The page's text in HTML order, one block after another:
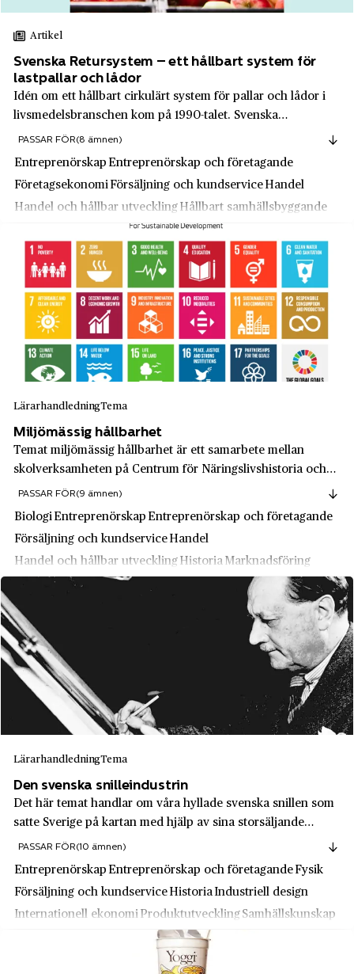
Keillers
KF, Kooperativa Förbundet
Kinnarps
Klarna
Kooperativa Förbundet
Kopparbergs och Hofors Sågverksaktiebolag
L’Oréal
Lagunda och Hagunda Häraders Varuanskaffningsbolag
Lars Natten Norén AB
Levi's
Liber
Liljeholmens Stearinfabrik
Lindex
Lindholmen
Lindvalls kaffe
LKAB
Lundinska Modehuset
Luxor AB
Läkarjouren
Magnifica Communità di Fiemme (MCF)
Mah-Jong
Manpower AB
Marabou
Maria Kinnberg
Maria Tesch
Marimekko
Max
McDonald's
Limhamn
Limmared
Linköping
Liseberg
Ljungbyhed
Ljungsbro
Lomma
Lovikka
Ludvika
Lyckebyån
Lycksele
Långban
Låstad
Lövstabruk
Mariannelund
Mariefred
Midsommarkransen
Mjölby
Morgongåva
Munkedal
Munkfors
Artikel
Svenska Retursystem – ett hållbart system för
lastpallar och lådor
Idén om ett hållbart cirkulärt system för pallar och lådor i
livsmedelsbranschen kom på 1990-talet. Svenska
Retursystem möjliggjorde att olika branscher gick samman
återanvändningsbar plast.
PASSAR FÖR(8 ämnen)
Entreprenörskap Entreprenörskap och företagande
Företagsekonomi Försäljning och kundservice Handel
Handel och hållbar utveckling Hållbart samhällsbyggande
LärarhandledningTema
Miljömässig hållbarhet
Temat miljömässig hållbarhet är ett samarbete mellan
skolverksamheten på Centrum för Näringslivshistoria och
Ung Företagsamhet i Stockholmsregionen.
PASSAR FÖR(9 ämnen)
Biologi Entreprenörskap Entreprenörskap och företagande
Försäljning och kundservice Handel
Handel och hållbar utveckling Historia Marknadsföring
Produktutveckling
LärarhandledningTema
Den svenska snilleindustrin
Det här temat handlar om våra hyllade svenska snillen som
satte Sverige på kartan med hjälp av sina storsäljande
uppfinningar - produkter som lade grunden till våra svenska
PASSAR FÖR(10 ämnen)
Entreprenörskap Entreprenörskap och företagande Fysik
Försäljning och kundservice Historia Industriell design
Internationell ekonomi Produktutveckling Samhällskunskap